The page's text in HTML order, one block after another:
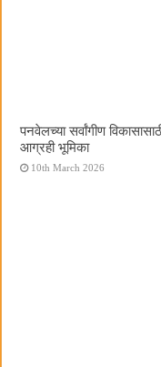
पनवेलच्या सर्वांगीण
आग्रही भूमिका
10th March 2026